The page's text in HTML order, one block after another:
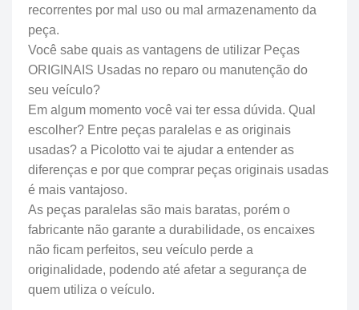
recorrentes por mal uso ou mal armazenamento da
peça.
Você sabe quais as vantagens de utilizar Peças
ORIGINAIS Usadas no reparo ou manutenção do
seu veículo?
Em algum momento você vai ter essa dúvida. Qual
escolher? Entre peças paralelas e as originais
usadas? a Picolotto vai te ajudar a entender as
diferenças e por que comprar peças originais usadas
é mais vantajoso.
As peças paralelas são mais baratas, porém o
fabricante não garante a durabilidade, os encaixes
não ficam perfeitos, seu veículo perde a
originalidade, podendo até afetar a segurança de
quem utiliza o veículo.